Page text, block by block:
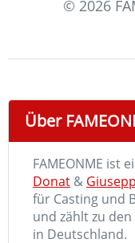
© 2026
Über
FAMEONME ist
Donat &
für Casting und
und zählt zu
in Deutschland.